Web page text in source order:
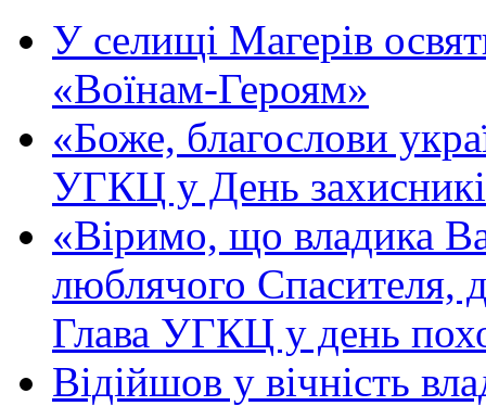
У селищі Магерів
«Воїнам-Героям»
«Боже, благослови
УГКЦ у День
«Віримо, що владика
люблячого Спасителя,
Глава УГКЦ у день
Відійшов у вічність